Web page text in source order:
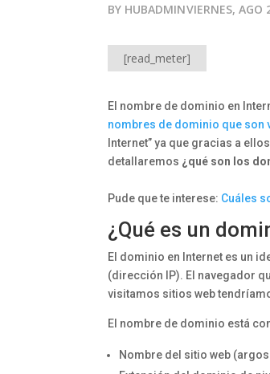
BY HUBADMINVIERNES, AGO
[read_meter]
El nombre de dominio en
nombres de dominio que
Internet” ya que gracias a
detallaremos ¿qué son los
Pude que te interese: Cuáles
¿Qué es un
El dominio en Internet es un
(dirección IP). El navegador
visitamos sitios web
El nombre de dominio está
Nombre del sitio web